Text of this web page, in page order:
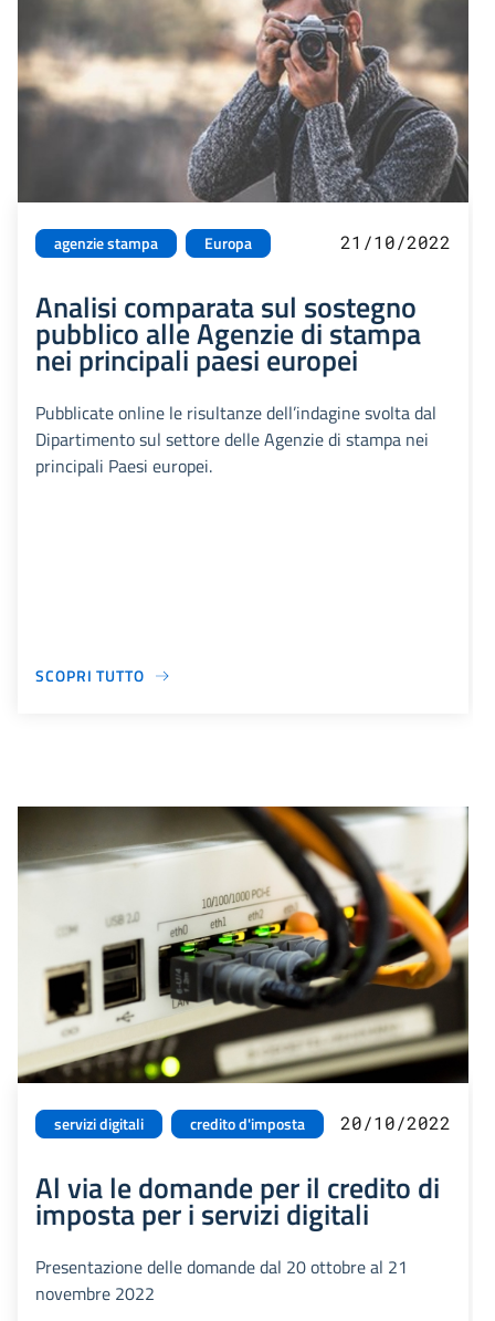
agenzie stampa Europa 21/10/2022
Analisi comparata sul sostegno
pubblico alle Agenzie di stampa
nei principali paesi europei
Pubblicate online le risultanze dell’indagine svolta dal
Dipartimento sul settore delle Agenzie di stampa nei
principali Paesi europei.
SCOPRI TUTTO
servizi digitali credito d'imposta 20/10/2022
Al via le domande per il credito di
imposta per i servizi digitali
Presentazione delle domande dal 20 ottobre al 21
novembre 2022